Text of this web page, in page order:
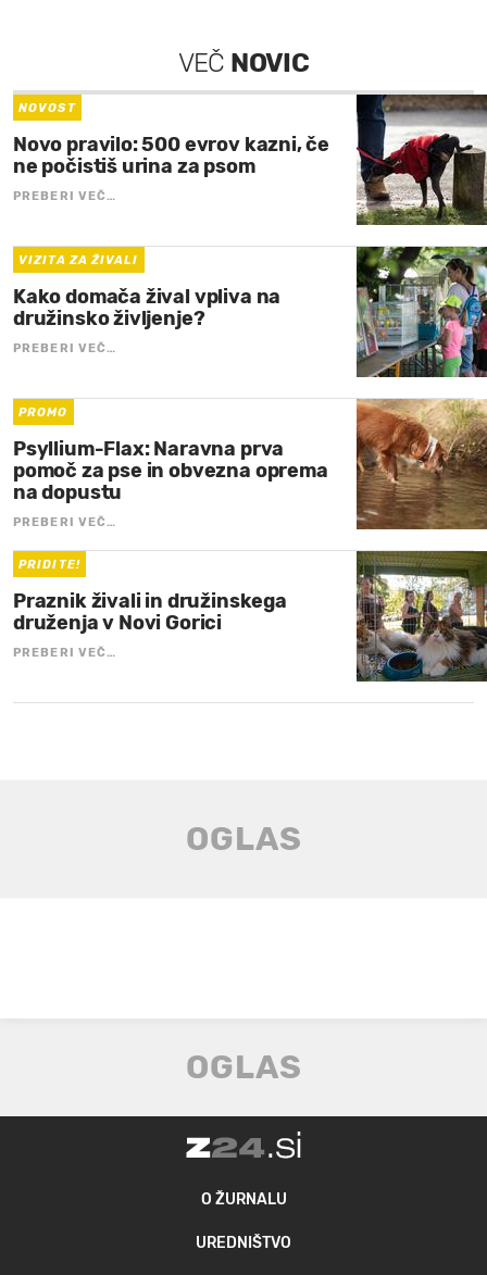
VEČ NOVIC
NOVOST
Novo pravilo: 500 evrov kazni, če
ne počistiš urina za psom
PREBERI VEČ…
VIZITA ZA ŽIVALI
Kako domača žival vpliva na
družinsko življenje?
PREBERI VEČ…
PROMO
Psyllium-Flax: Naravna prva
pomoč za pse in obvezna oprema
na dopustu
PREBERI VEČ…
PRIDITE!
Praznik živali in družinskega
druženja v Novi Gorici
PREBERI VEČ…
O ŽURNALU
UREDNIŠTVO